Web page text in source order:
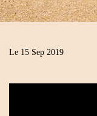
Le 15 Sep 2019